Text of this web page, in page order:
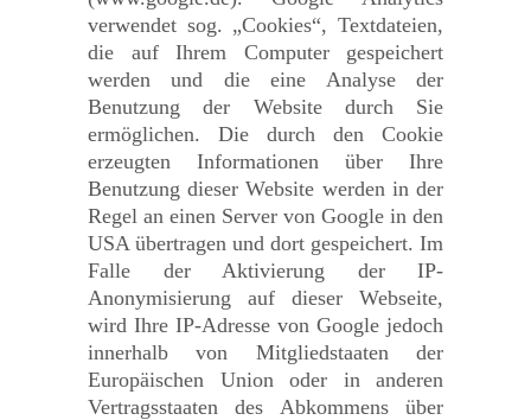
verwendet sog. „Cookies“, Textdateien,
die auf Ihrem Computer gespeichert
werden und die eine Analyse der
Benutzung der Website durch Sie
ermöglichen. Die durch den Cookie
erzeugten Informationen über Ihre
Benutzung dieser Website werden in der
Regel an einen Server von Google in den
USA übertragen und dort gespeichert. Im
Falle der Aktivierung der IP-
Anonymisierung auf dieser Webseite,
wird Ihre IP-Adresse von Google jedoch
innerhalb von Mitgliedstaaten der
Europäischen Union oder in anderen
Vertragsstaaten des Abkommens über